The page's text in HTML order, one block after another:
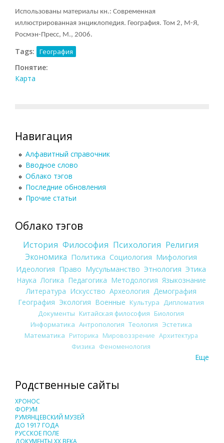
Использованы материалы кн.: Современная
иллюстрированная энциклопедия. География. Том 2, М-Я,
Росмэн-Пресс, М., 2006.
Tags: География
Понятие:
Карта
Навигация
Алфавитный справочник
Вводное слово
Облако тэгов
Последние обновления
Прочие статьи
Облако тэгов
История Философия Психология Религия
Экономика Политика Социология Мифология
Идеология Право Мусульманство Этнология Этика
Наука Логика Педагогика Методология Языкознание
Литература Искусство Археология Демография
География Экология Военные Культура
Дипломатия
Документы Китайская философия Биология
Информатика Антропология Теология Эстетика
Математика Риторика Мировоззрение Архитектура
Физика Феноменология
Еще
Родственные сайты
ХРОНОС
ФОРУМ
РУМЯНЦЕВСКИЙ МУЗЕЙ
ДО 1917 ГОДА
РУССКОЕ ПОЛЕ
ДОКУМЕНТЫ XX ВЕКА